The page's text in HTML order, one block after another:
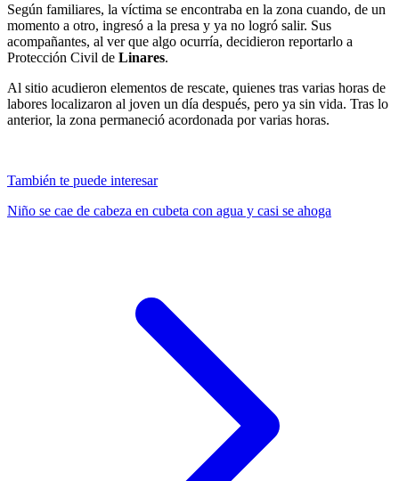
Según familiares, la víctima se encontraba en la zona cuando, de un
momento a otro, ingresó a la presa y ya no logró salir. Sus
acompañantes, al ver que algo ocurría, decidieron reportarlo a
Protección Civil de Linares.
Al sitio acudieron elementos de rescate, quienes tras varias horas de
labores localizaron al joven un día después, pero ya sin vida. Tras lo
anterior, la zona permaneció acordonada por varias horas.
También te puede interesar
Niño se cae de cabeza en cubeta con agua y casi se ahoga